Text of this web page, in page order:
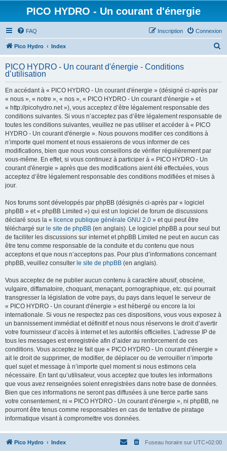
PICO HYDRO - Un courant d'énergie
FAQ Connexion
Inscription
Pico Hydro Index
h
PICO HYDRO - Un courant d'énergie - Conditions
d’utilisation
En accédant à « PICO HYDRO - Un courant d'énergie » (désigné ci-après par
« nous », « notre », « nos », « PICO HYDRO - Un courant d'énergie » et
« http://picohydro.net »), vous acceptez d’être légalement responsable des
conditions suivantes. Si vous n’acceptez pas d’être légalement responsable de
toutes les conditions suivantes, veuillez ne pas utiliser et accéder à « PICO
HYDRO - Un courant d'énergie ». Nous pouvons modifier ces conditions à
n’importe quel moment et nous essaierons de vous informer de ces
modifications, bien que nous vous conseillons de vérifier régulièrement par
vous-même. En effet, si vous continuez à participer à « PICO HYDRO - Un
courant d'énergie » après que des modifications aient été effectuées, vous
acceptez d’être légalement responsable des conditions modifiées et mises à
jour.
Nos forums sont développés par phpBB (désignés ci-après par « logiciel
phpBB » et « phpBB Limited ») qui est un logiciel de forum de discussions
déclaré sous la « licence publique générale GNU 2.0 » et qui peut être
téléchargé sur le site de phpBB (en anglais). Le logiciel phpBB a pour seul but
de faciliter les discussions sur internet et phpBB Limited ne peut en aucun cas
être tenu comme responsable de la conduite et du contenu que nous
acceptons et que nous n’acceptons pas. Pour plus d’informations concernant
phpBB, veuillez consulter le site de phpBB (en anglais).
Vous acceptez de ne publier aucun contenu à caractère abusif, obscène,
vulgaire, diffamatoire, choquant, menaçant, pornographique, etc. qui pourrait
transgresser la législation de votre pays, du pays dans lequel le serveur de
« PICO HYDRO - Un courant d'énergie » est hébergé ou encore la loi
internationale. Si vous ne respectez pas ces dispositions, vous vous exposez à
un bannissement immédiat et définitif et nous nous réservons le droit d’avertir
votre fournisseur d’accès à internet et les autorités officielles. L’adresse IP de
tous les messages est enregistrée afin d’aider au renforcement de ces
conditions. Vous acceptez le fait que « PICO HYDRO - Un courant d'énergie »
ait le droit de supprimer, de modifier, de déplacer ou de verrouiller n’importe
quel sujet et message à n’importe quel moment si nous estimons cela
nécessaire. En tant qu’utilisateur, vous acceptez que toutes les informations
que vous avez renseignées soient enregistrées dans notre base de données.
Bien que ces informations ne seront pas diffusées à une tierce partie sans
votre consentement, ni « PICO HYDRO - Un courant d'énergie », ni phpBB, ne
pourront être tenus comme responsables en cas de tentative de piratage
informatique visant à compromettre vos données.
Pico Hydro Index Fuseau horaire sur UTC+02:00